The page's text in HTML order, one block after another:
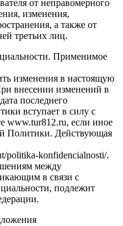
от неправомерного
изменения,
а также от
третьих лиц.
Применимое
изменения в настоящую
внесении изменений в
последнего
вступает в силу с
www.tur812.ru, если иное
Политики. Действующая
politika-konfidencialnosti/.
между
в связи с
подлежит